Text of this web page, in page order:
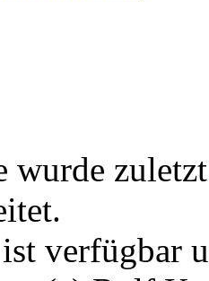
wurde
verfügbar